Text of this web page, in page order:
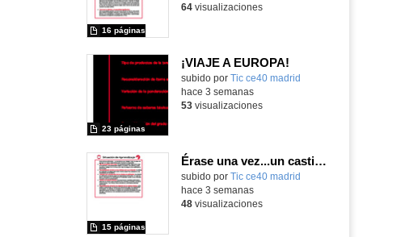
16 páginas
64visualizaciones
¡VIAJE A EUROPA!
subido por Tic ce40 madrid
23 páginas
hace 3 semanas
53visualizaciones
Érase una vez...un castillo medieval
subido por Tic ce40 madrid
15 páginas
hace 3 semanas
48visualizaciones